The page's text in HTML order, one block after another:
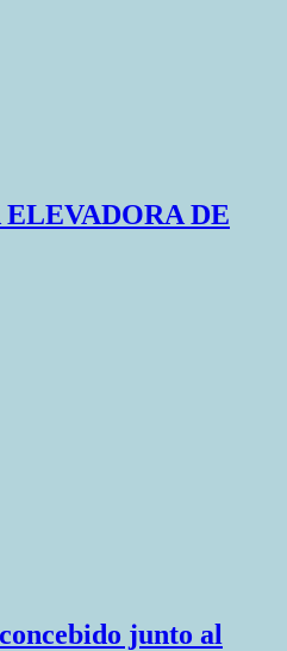
DE
junto al